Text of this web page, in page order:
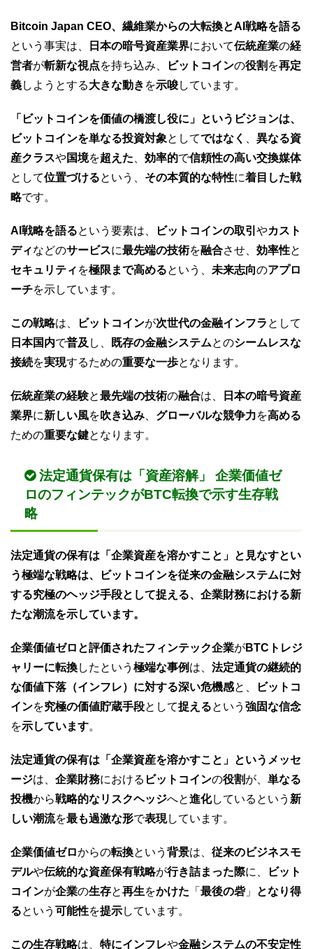
Bitcoin Japan CEO、繊維業からの大転換とAI戦略を語る
という事実は、
日本の暗号資産業界において伝統産業の経
営者が斬新な視点を持ち込み、 ビットコインの役割 を再定
義しようとする大きな動き を示唆しています。
「ビットコインを価値の橋渡し役に」というビジョンは、
ビットコインを単なる投資対象としてではなく
異なる資
産クラスや国境を超えた 効率的で信頼性の高い交換媒体
として位置づけるという、 その本質的な特性に着目した戦
略です。
AI戦略を語るという要素は、 ビットコインの取引 やカスト
ディなどのサービスに最先端の技術を融合させ、 効率性と
セキュリティ を極限まで高めるという、 未来志向のアプロ
ーチを示しています。
この戦略は、 ビットコインが次世代の金融インフラ として
日本国内で普及 し、 既存の金融システムとのシームレスな
接続を実現するための重要な一歩となります。
伝統産業の経験と最先端の技術の融合は、
日本の暗号資産
業界に新しい風を吹き込み グローバルな競争力を高める
ための重要な鍵となります。
法定通貨保有は「資産溶解」 企業価値ゼ
ロのフィンテックがBTC転換で示す生存戦
略
法定通貨の保有は「企業資産を溶かすこと」と見なすとい
う極端な戦略は、ビットコインを従来の金融システムに対
する究極のヘッジ手段として捉える、企業財務における新
たな潮流を示しています。
企業価値ゼロと評価されたフィンテック企業がBTCトレジ
ャリーに転換したという 極端な事例 は、 法定通貨の継続的
な価値下落（インフレ）に対する深い危機感と、
ビットコ
インを究極の価値貯蔵手段として捉えるという 強固な信念
を示しています。
法定通貨の保有は「企業資産を溶かすこと」というメッセ
ージは、 企業財務における ビットコインの役割が、 単なる
投機から戦略的なリスクヘッジへと進化しているという 新
しい潮流を最も過激な形で表現しています。
企業価値ゼロからの転換という 背景は、 従来のビジネスモ
デルや伝統的な資産保有戦略が行き詰まった際に、
ビット
コインが企業の生存と再生をかけた 「 最後の砦」
となり得
るという 可能性を提示しています。
この生存戦略は、 特にインフレや金融システムの不安定性